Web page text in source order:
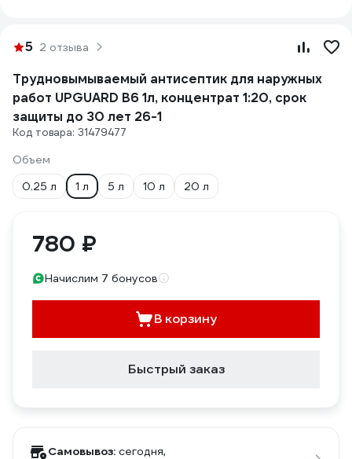
5 2 отзыва
Трудновымываемый антисептик для наружных
работ UPGUARD В6 1л, концентрат 1:20, срок
защиты до 30 лет 26-1
Код товара: 31479477
Объем
0.25 л
1 л 5 л 10 л 20 л
780 ₽
Начислим 7 бонусов
В корзину
Быстрый заказ
Самовывоз: сегодня,